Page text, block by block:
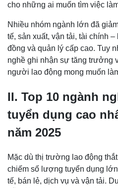
cho những ai muốn tìm việc
Nhiều nhóm ngành lớn đã
tế, sản xuất, vận tải, tài chính
đồng và quản lý cấp cao. Tuy
nghề ghi nhận sự tăng trưởng
người lao động mong muốn
II. Top 10 ngành
tuyển dụng cao
năm 2025
Mặc dù thị trường lao động
chiếm số lượng tuyển dụng
tế, bán lẻ, dịch vụ và vận tải.